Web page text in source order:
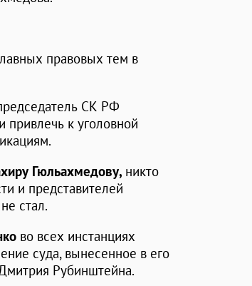
правовых тем в
СК РФ
привлечь к уголовной
Гюльахмедову, никто
и представителей
стал.
во всех инстанциях
суда, вынесенное в его
Рубинштейна.